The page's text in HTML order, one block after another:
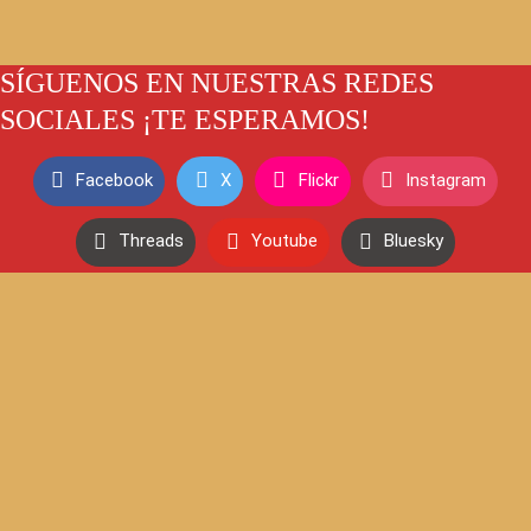
SÍGUENOS EN NUESTRAS REDES
SOCIALES ¡TE ESPERAMOS!
Facebook X Flickr Instagram
Threads Youtube Bluesky